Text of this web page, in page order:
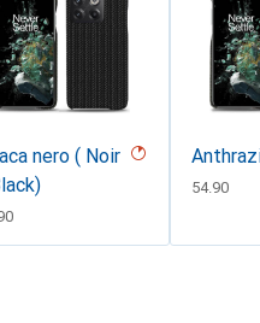
nero ( Noir
CHF
54.90